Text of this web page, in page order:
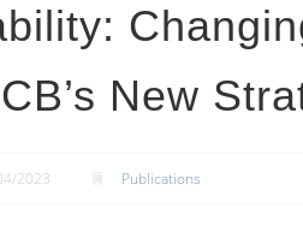
New
2023 Publications